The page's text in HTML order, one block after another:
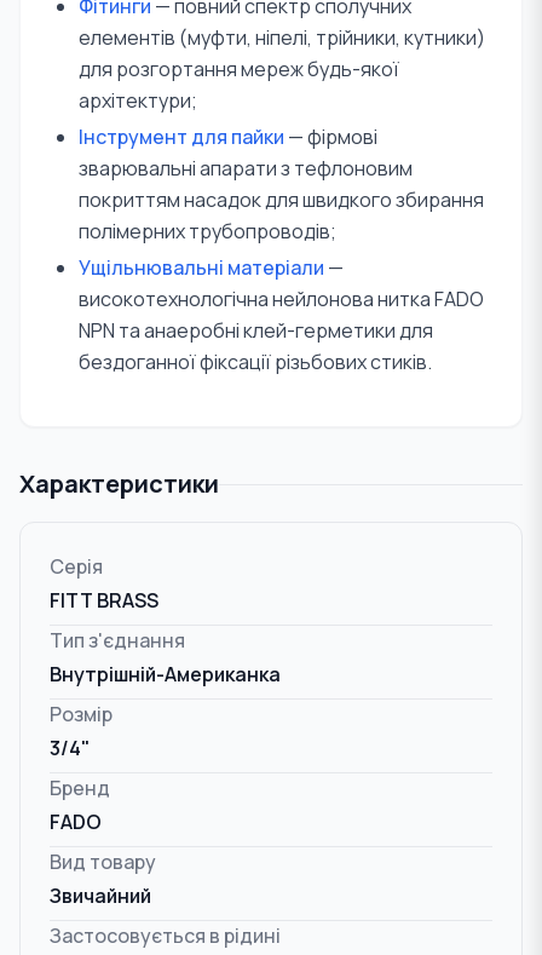
Фітинги — повний спектр сполучних
елементів (муфти, ніпелі, трійники, кутники)
для розгортання мереж будь-якої
архітектури;
Інструмент для пайки — фірмові
зварювальні апарати з тефлоновим
покриттям насадок для швидкого збирання
полімерних трубопроводів;
Ущільнювальні матеріали —
високотехнологічна нейлонова нитка FADO
NPN та анаеробні клей-герметики для
бездоганної фіксації різьбових стиків.
Характеристики
Серія
FITT BRASS
Тип з'єднання
Внутрішній-Американка
Розмір
3/4"
Бренд
FADO
Вид товару
Звичайний
Застосовується в рідині